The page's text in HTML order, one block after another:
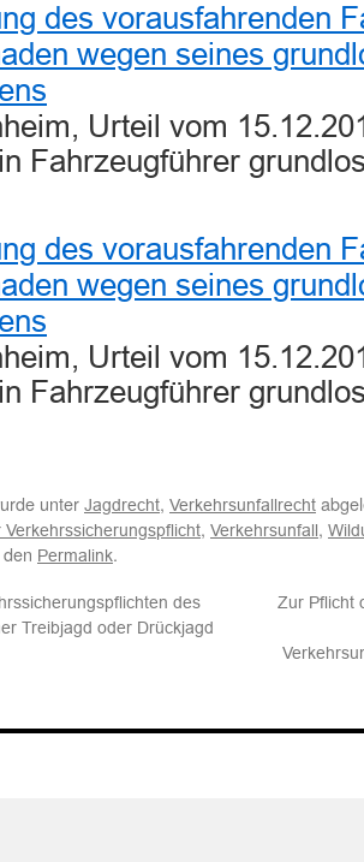
des vorausfahrenden
wegen seines
Urteil vom
Fahrzeugführer
des vorausfahrenden
wegen seines
Urteil vom
Fahrzeugführer
unter Jagdrecht, Verkehrsunfallrecht
, Verkehrsunfall,
Permalink.
des
Treibjagd oder Drückjagd
Zur Pflicht